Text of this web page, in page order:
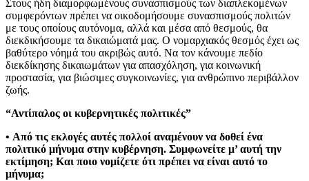
Στους ήδη διαμορφωμένους συνασπισμούς των διαπλεκομένων
συμφερόντων πρέπει να οικοδομήσουμε συνασπισμούς πολιτών
με τους οποίους αυτόνομα, αλλά και μέσα από θεσμούς, θα
διεκδικήσουμε τα δικαιώματά μας. Ο νομαρχιακός θεσμός έχει ως
βαθύτερο νόημά του ακριβώς αυτό. Να τον κάνουμε πεδίο
διεκδίκησης δικαιωμάτων για απασχόληση, για κοινωνική
προστασία, για βιώσιμες συγκοινωνίες, για ανθρώπινο περιβάλλον
ζωής.
“Αντίπαλος οι κυβερνητικές πολιτικές”
• Από τις εκλογές αυτές πολλοί αναμένουν να δοθεί ένα
πολιτικό μήνυμα στην κυβέρνηση. Συμφωνείτε μ’ αυτή την
εκτίμηση; Και ποιο νομίζετε ότι πρέπει να είναι αυτό το
μήνυμα;